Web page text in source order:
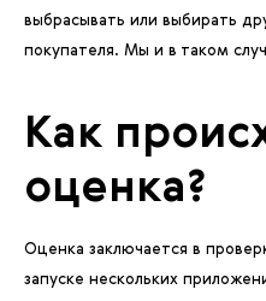
выбрасывать или выбирать
покупателя. Мы и в таком
Как
оценка?
Оценка заключается в
запуске нескольких